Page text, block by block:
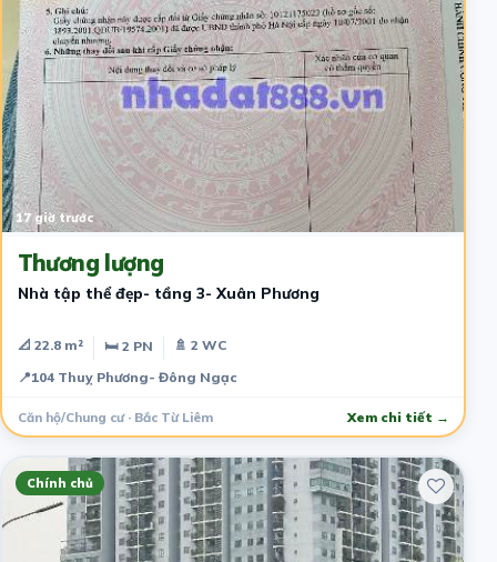
17 giờ trước
Thương lượng
Nhà tập thể đẹp- tầng 3- Xuân Phương
📐 22.8 m² 🛏 2 PN
🚿 2 WC
📍104 Thuỵ Phương- Đông Ngạc
Căn hộ/Chung cư · Bắc Từ Liêm Xem chi tiết →
Chính chủ